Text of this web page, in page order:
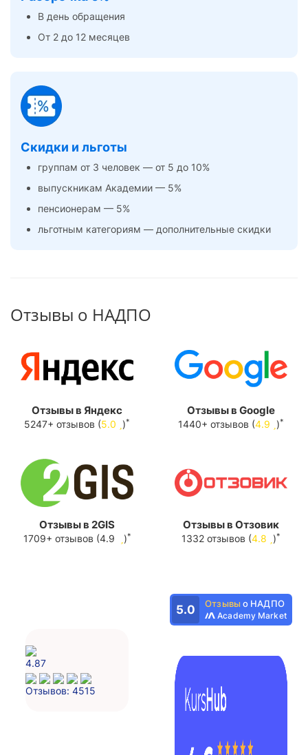
В день обращения
От 2 до 12 месяцев
Скидки и льготы
группам от 3 человек — от 5 до 10%
выпускникам Академии — 5%
пенсионерам — 5%
льготным категориям — дополнительные скидки
Отзывы о НАДПО
Отзывы в Яндекс
5247+ отзывов (5.0 )*
Отзывы в Google
1440+ отзывов (4.9 )*
Отзывы в 2GIS
1709+ отзывов (4.9 )*
Отзывы в Отзовик
1332 отзывов (4.8 )*
5.0 Отзывыо НАДПО
Academy Market
4.87
Отзывов: 4515